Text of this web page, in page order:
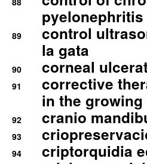
89
control
la gata
90 corneal
91
corrective
in the growing
92 cranio
93
94 criptorquidia